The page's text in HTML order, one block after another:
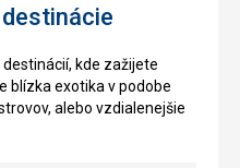
kde zažijete
blízka exotika v podobe
alebo vzdialenejšie